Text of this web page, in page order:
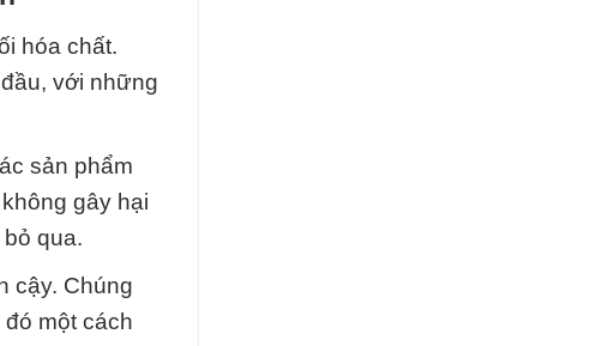
hóa chất.
với những
sản phẩm
gây hại
qua.
cậy. Chúng
một cách